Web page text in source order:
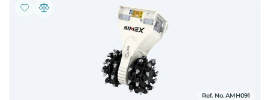
Ref. No. AMH091